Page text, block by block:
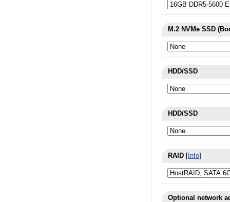
M.2 NVMe SSD
HDD/SSD
HDD/SSD
RAID [ Info]
Optional network